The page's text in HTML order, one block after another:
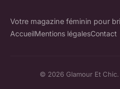
Votre magazine féminin pour
AccueilMentions légalesContact
© 2026 Glamour Et